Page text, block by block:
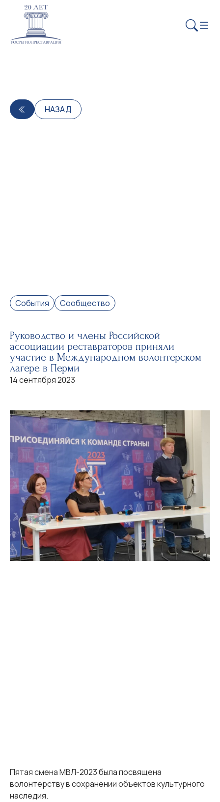
НАЗАД
События Сообщество
Руководство и члены Российской
ассоциации реставраторов приняли
участие в Международном волонтерском
лагере в Перми
14 сентября 2023
Пятая смена МВЛ-2023 была посвящена
волонтерству в сохранении объектов культурного
наследия.